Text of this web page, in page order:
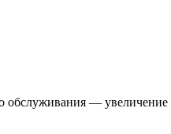
обслуживания —